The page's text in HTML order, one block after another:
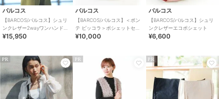
バルコス
【BARCOS/バルコス】シュリ
ンクレザー2wayワンハンドバ
ッグ
¥15,950
バルコス
【BARCOS/バルコス】＜ポン
テ ピッコラ＞ポシェットセッ
ト
¥10,000
バルコス
【BARCOS/バルコス】シュリ
ンクレザーエコポシェット
¥6,600
PR PR PR